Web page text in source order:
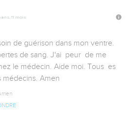
ans, 11 mois
de guérison dans mon ventre.
de sang. J'ai  peur  de me
le médecin. Aide moi. Tous  es
médecins. Amen